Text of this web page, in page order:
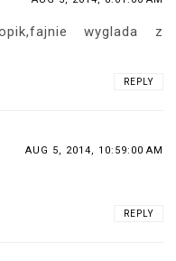
wyglada z
REPLY
AUG 5, 2014, 10:59:00 AM
REPLY